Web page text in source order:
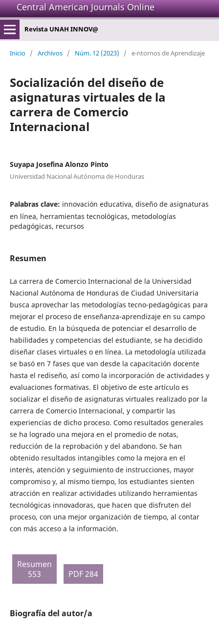
Central American Journals Online
Revista UNAH INNOV@
Inicio / Archivos / Núm. 12 (2023) / e-ntornos de Aprendizaje
Socialización del diseño de
asignaturas virtuales de la
carrera de Comercio
Internacional
Suyapa Josefina Alonzo Pinto
Universidad Nacional Autónoma de Honduras
Palabras clave: innovación educativa, diseño de asignaturas
en línea, herramientas tecnológicas, metodologías
pedagógicas, recursos
Resumen
La carrera de Comercio Internacional de la Universidad
Nacional Autónoma de Honduras de Ciudad Universitaria
busca aprovechar las metodologías tecno-pedagógicas para
mejorar el proceso de enseñanza-aprendizaje en su campo
de estudio. En la búsqueda de potenciar el desarrollo de
habilidades y competencias del estudiante, se ha decidido
diseñar clases virtuales o en línea. La metodología utilizada
se basó en 7 fases que van desde la capacitación docente
hasta el rediseño, así como la incorporación de actividades y
evaluaciones formativas. El objetivo de este artículo es
socializar el diseño de asignaturas virtuales realizado por la
carrera de Comercio Internacional, y compartir las
experiencias de dicho proceso. Como resultados generales
se ha logrado una mejora en el promedio de notas,
reducción de la reprobación y del abandono. Se han
obtenido resultados intangibles como la mejora en el
interés, atención y seguimiento de instrucciones, mayor
compromiso y, al mismo tiempo, los estudiantes sienten
atracción en realizar actividades utilizando herramientas
tecnológicas innovadoras, que hacen que disfruten del
proceso, con una mejor organización de tiempo, al contar
con más acceso a la información.
Resumen
553
PDF 284
Biografía del autor/a